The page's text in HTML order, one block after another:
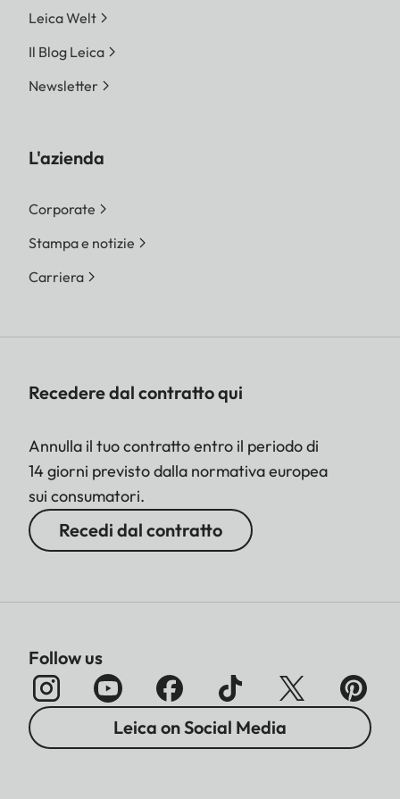
Leica Welt
Il Blog Leica
Newsletter
L'azienda
Corporate
Stampa e notizie
Carriera
Recedere dal contratto qui
Annulla il tuo contratto entro il periodo di
14 giorni previsto dalla normativa europea
sui consumatori.
Recedi dal contratto
Follow us
Leica on Social Media